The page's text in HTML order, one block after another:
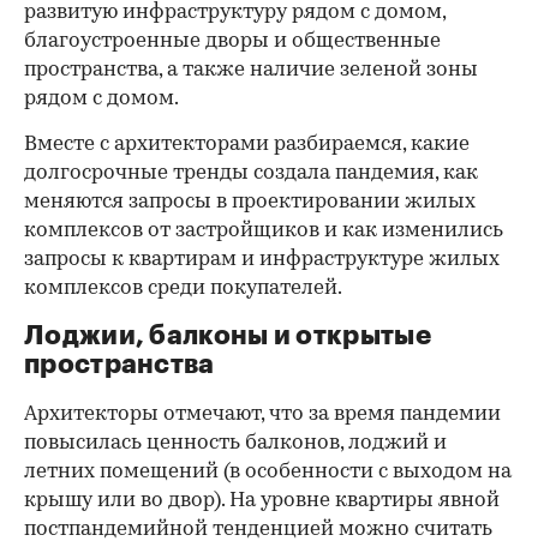
развитую инфраструктуру рядом с домом,
благоустроенные дворы и общественные
пространства, а также наличие зеленой зоны
рядом с домом.
Вместе с архитекторами разбираемся, какие
долгосрочные тренды создала пандемия, как
меняются запросы в проектировании жилых
комплексов от застройщиков и как изменились
запросы к квартирам и инфраструктуре жилых
комплексов среди покупателей.
Лоджии, балконы и открытые
пространства
Архитекторы отмечают, что за время пандемии
повысилась ценность балконов, лоджий и
летних помещений (в особенности с выходом на
крышу или во двор). На уровне квартиры явной
постпандемийной тенденцией можно считать